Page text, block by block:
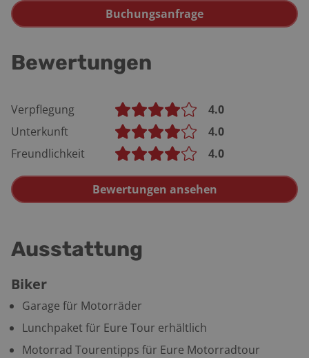
Buchungsanfrage
Bewertungen
Verpflegung
4.0
Unterkunft
4.0
Freundlichkeit
4.0
Bewertungen ansehen
Ausstattung
Biker
Garage für Motorräder
Lunchpaket für Eure Tour erhältlich
Motorrad Tourentipps für Eure Motorradtour